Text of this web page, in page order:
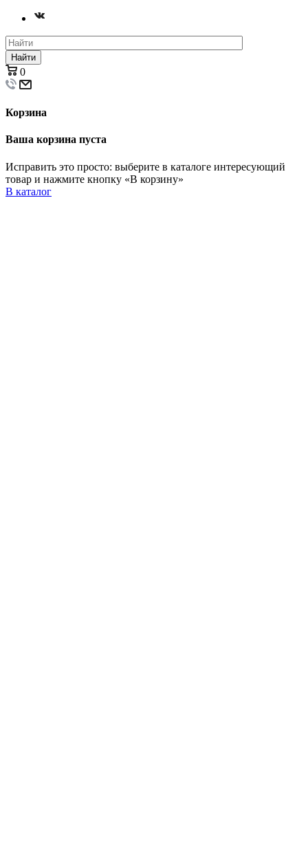
Найти
0
Корзина
Ваша корзина пуста
Исправить это просто: выберите в каталоге интересующий
товар и нажмите кнопку «В корзину»
В каталог